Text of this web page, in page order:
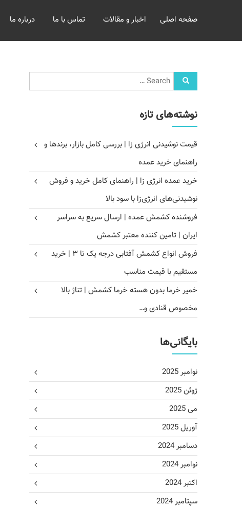
خرید
غلات
مومنی
صفحه اصلی اخبار و مقالات تماس با ما درباره ما
نوشته‌های تازه
قیمت نوشیدنی انرژی زا | بررسی کامل بازار، برندها و
راهنمای خرید عمده
خرید عمده انرژی زا | راهنمای کامل خرید و فروش
نوشیدنی‌های انرژی‌زا با سود بالا
فروشنده کشمش عمده | ارسال سریع به سراسر
ایران | تامین کننده معتبر کشمش
فروش انواع کشمش آفتابی درجه یک تا ۳ | خرید
مستقیم با قیمت مناسب
خمیر خرما بدون هسته خرما کشمش | تناژ بالا
مخصوص قنادی و…
بایگانی‌ها
نوامبر 2025
ژوئن 2025
می 2025
آوریل 2025
دسامبر 2024
نوامبر 2024
اکتبر 2024
سپتامبر 2024